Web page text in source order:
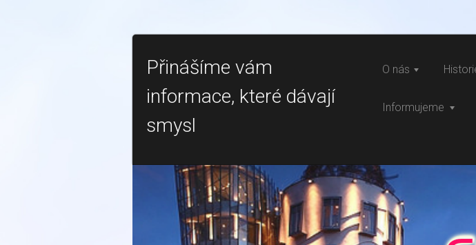
Přinášíme vám
informace, které dávají
smysl
O nás
Informujeme